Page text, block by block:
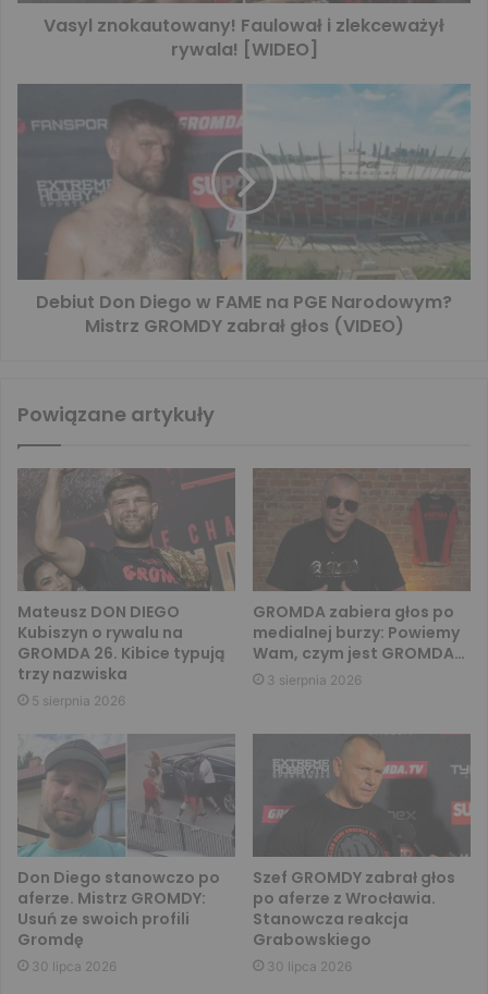
Vasyl znokautowany! Faulował i zlekceważył
rywala! [WIDEO]
Debiut Don Diego w FAME na PGE Narodowym?
Mistrz GROMDY zabrał głos (VIDEO)
Powiązane artykuły
Mateusz DON DIEGO
Kubiszyn o rywalu na
GROMDA 26. Kibice typują
trzy nazwiska
5 sierpnia 2026
GROMDA zabiera głos po
medialnej burzy: Powiemy
Wam, czym jest GROMDA…
3 sierpnia 2026
Don Diego stanowczo po
aferze. Mistrz GROMDY:
Usuń ze swoich profili
Gromdę
30 lipca 2026
Szef GROMDY zabrał głos
po aferze z Wrocławia.
Stanowcza reakcja
Grabowskiego
30 lipca 2026